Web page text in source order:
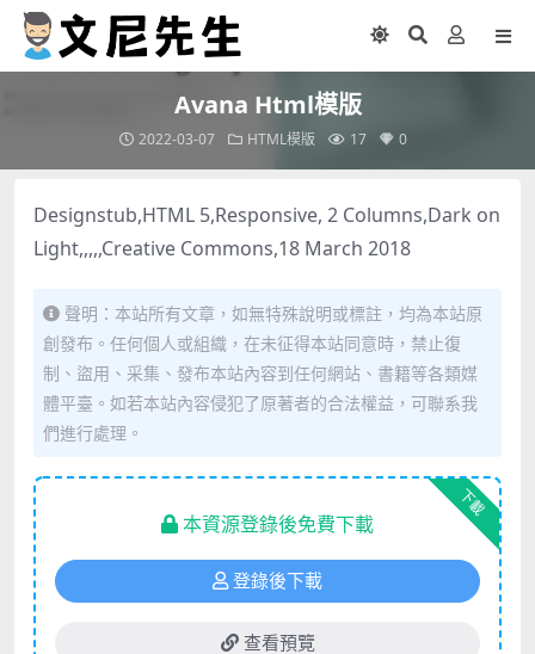
Avana Html模版
2022-03-07 HTML模版 17 0
Designstub,HTML 5,Responsive, 2 Columns,Dark on
Light,,,,,Creative Commons,18 March 2018
聲明：本站所有文章，如無特殊說明或標註，均為本站原
創發布。任何個人或組織，在未征得本站同意時，禁止復
制、盜用、采集、發布本站內容到任何網站、書籍等各類媒
體平臺。如若本站內容侵犯了原著者的合法權益，可聯系我
們進行處理。
下載
本資源登錄後免費下載
登錄後下載
查看預覽